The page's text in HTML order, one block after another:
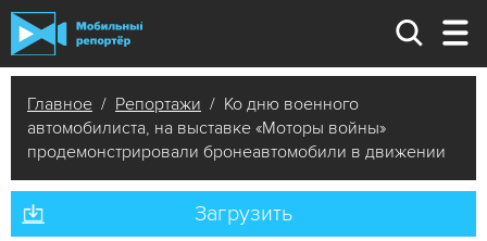
Главное / Репортажи / Ко дню военного
автомобилиста, на выставке «Моторы войны»
продемонстрировали бронеавтомобили в движении
Загрузить